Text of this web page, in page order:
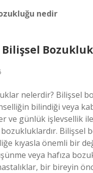
nedir
Bilişsel
nelerdir? Bilişsel
bilindiği veya
ve günlük işlevsellik
Bilişsel
kıyasla önemli bir
veya hafıza
bir bireyin